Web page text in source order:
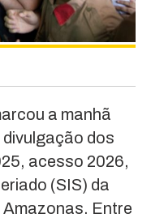
a manhã
dos
acesso 2026,
(SIS) da
Entre